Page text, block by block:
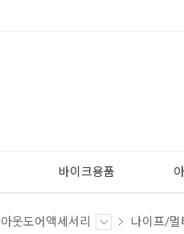
바이크용품
아웃도어액세서리 나이프/멀